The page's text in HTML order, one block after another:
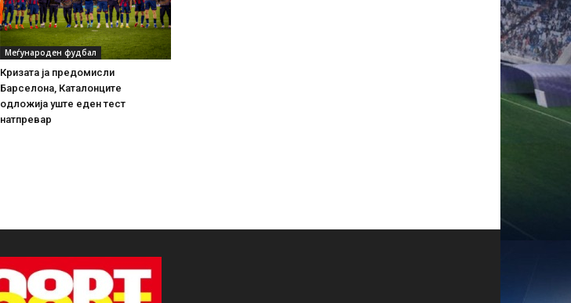
Меѓународен фудбал
Кризата ја предомисли
Барселона, Каталонците
одложија уште еден тест
натпревар